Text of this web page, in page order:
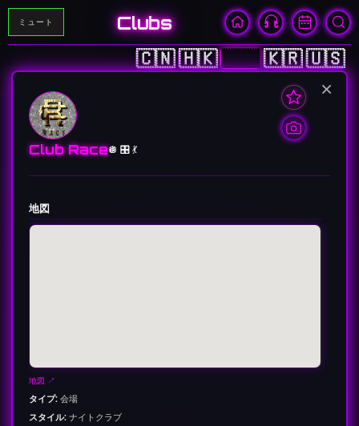
ミュート Clubs
🇨🇳🇭🇰🇯🇵🇰🇷🇺🇸
×
Club Race🪩 🎛️ 💃
地図
地図 ↗
タイプ: 会場
スタイル: ナイトクラブ